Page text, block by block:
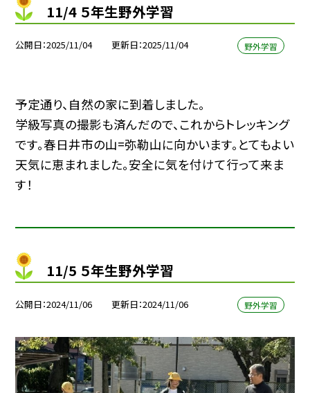
11/4 ５年生野外学習
公開日 2025/11/04 更新日 2025/11/04 野外学習
予定通り、自然の家に到着しました。
学級写真の撮影も済んだので、これからトレッキング
です。春日井市の山=弥勒山に向かいます。とてもよい
天気に恵まれました。安全に気を付けて行って来ま
す！
11/5 ５年生野外学習
公開日 2024/11/06 更新日 2024/11/06 野外学習